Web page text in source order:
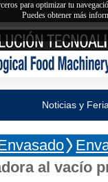
para optimizar tu
Puedes obtener más
Noticias y
al vacío